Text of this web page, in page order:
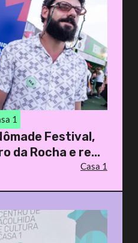
1
Festival,
da Rocha e re...
Casa 1